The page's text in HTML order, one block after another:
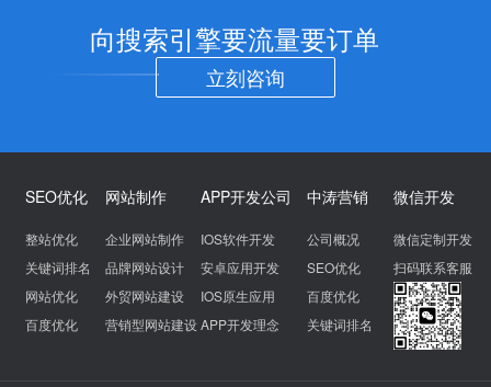
向搜索引擎要流量要订单
立刻咨询
SEO优化
整站优化
关键词排名
网站优化
百度优化
网站制作
企业网站制作
品牌网站设计
外贸网站建设
营销型网站建设
APP开发公司
IOS软件开发
安卓应用开发
IOS原生应用
APP开发理念
中涛营销
公司概况
SEO优化
百度优化
关键词排名
微信开发
微信定制开发
扫码联系客服